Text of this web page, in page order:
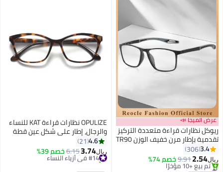
عرض الميجا 📣
ريوكل نظارات قراءة متعددة التركيز
تقدمية بإطار مرن خفيف الوزن TR90
تحجب الضوء الأزرق لقراء الكمبيوتر
للنساء والرجال
3.4
306
ريال2.54
9.91خصم 74%
#15 في أزياء النساء
OPULIZE نظارات قراءة KAT للنساء
والرجال، إطار على شكل عين قطة
مع مفصلات زنبركية، صدفة بني
لامع +1.00 (عبوة من 1)
4.6
21
ريال3.74
6.15خصم 39% #14 في أزياء النساء
تم بيع +10 مؤخرًا